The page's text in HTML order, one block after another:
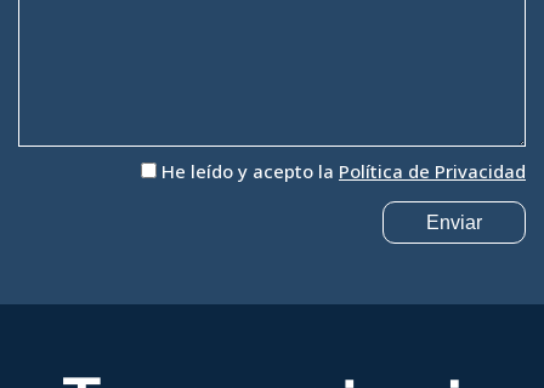
He leído y acepto la Política de Privacidad